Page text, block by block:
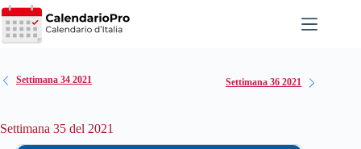
Salta
al
contenuto
Settimana 34 2021 Settimana 36 2021
Settimana 35 del 2021